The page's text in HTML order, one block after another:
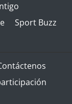
Sport Buzz